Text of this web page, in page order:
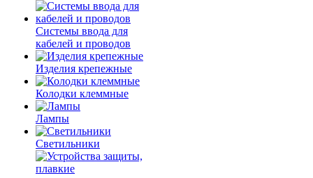
Системы ввода для
кабелей и проводов
Изделия крепежные
Колодки клеммные
Лампы
Светильники